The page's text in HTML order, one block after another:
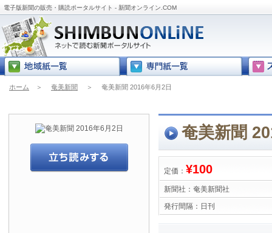
電子版新聞の販売・購読ポータルサイト - 新聞オンライン.COM
ホーム ＞ 奄美新聞 ＞ 奄美新聞 2016年6月2日
奄美新聞
定価： ¥100
新聞社： 奄美新聞社
発行間隔： 日刊